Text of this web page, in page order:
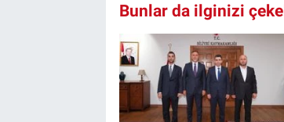
Bunlar da ilginizi